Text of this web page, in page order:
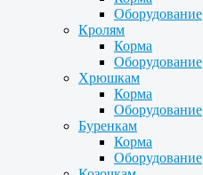
Оборудование
Кролям
Корма
Оборудование
Хрюшкам
Корма
Оборудование
Буренкам
Корма
Оборудование